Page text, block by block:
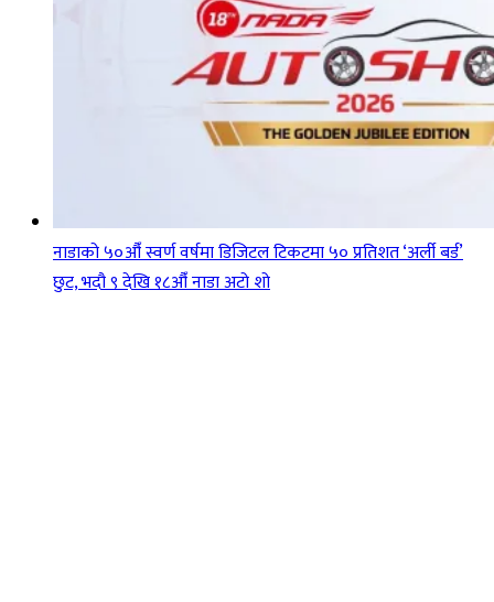
नाडाको ५०औँ स्वर्ण वर्षमा डिजिटल टिकटमा ५० प्रतिशत ‘अर्ली बर्ड’
छुट, भदौ ९ देखि १८औँ नाडा अटो शो